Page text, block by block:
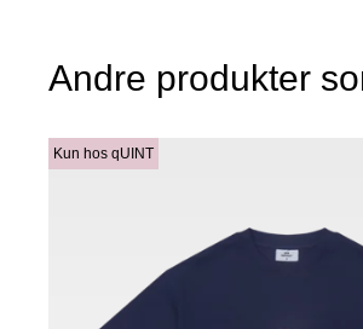
Andre produkter
Kun hos qUINT